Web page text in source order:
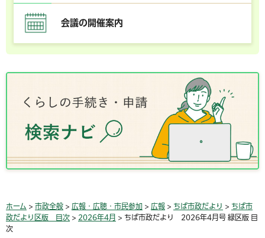
会議の開催案内
ホーム > 市政全般 > 広報・広聴・市民参加 > 広報 > ちば市政だより > ちば市
政だより区版 目次 > 2026年4月 > ちば市政だより 2026年4月号 緑区版 目
次